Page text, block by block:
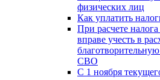
физических лиц
Как уплатить
При расчете
вправе учесть в
СВО
С 1 ноября